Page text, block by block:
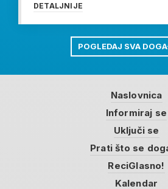
DETALJNIJE
POGLEDAJ SVA
Naslovnica
Informiraj se
Uključi se
Prati što se
ReciGlasno!
Kalendar